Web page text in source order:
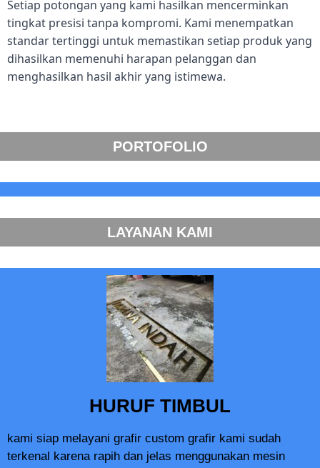
Setiap potongan yang kami hasilkan mencerminkan
tingkat presisi tanpa kompromi. Kami menempatkan
standar tertinggi untuk memastikan setiap produk yang
dihasilkan memenuhi harapan pelanggan dan
menghasilkan hasil akhir yang istimewa.
PORTOFOLIO
LAYANAN KAMI
HURUF TIMBUL
kami siap melayani grafir custom grafir kami sudah
terkenal karena rapih dan jelas menggunakan mesin